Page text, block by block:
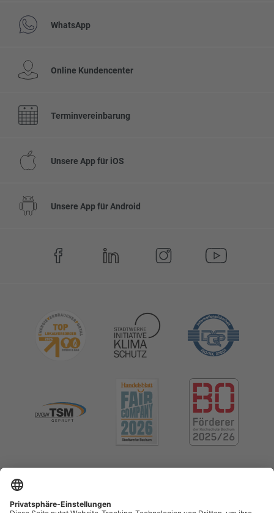
WhatsApp
Online Kundencenter
Terminvereinbarung
Unsere App für iOS
Unsere App für Android
Impressum